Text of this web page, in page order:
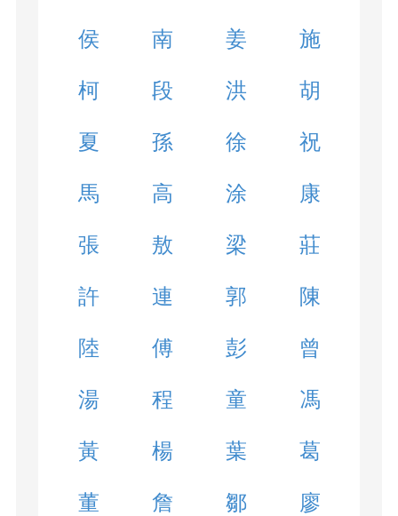
侯 南 姜 施
柯 段 洪 胡
夏 孫 徐 祝
馬 高 涂 康
張 敖 梁 莊
許 連 郭 陳
陸 傅 彭 曾
湯 程 童 馮
黃 楊 葉 葛
董 詹 鄒 廖